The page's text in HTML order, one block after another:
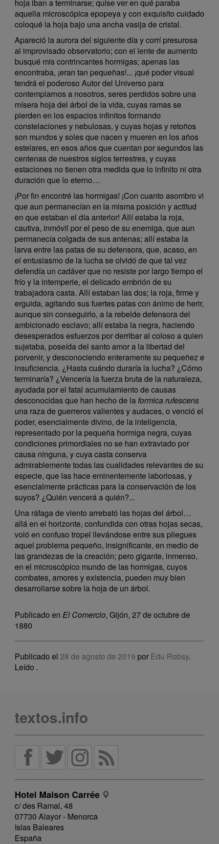
hoja iban a terminarse; quise ver en qué paraba
aquella microscópica epopeya y con exquisito cuidado
coloqué la hoja bajo una ancha vasija de cristal.
Apareció la aurora del siguiente día y corrí presurosa
al improvisado observatorio; con el lente de aumento
busqué mis contrincantes hormigas; apenas las
encontraba, ¡eran tan pequeñas!... ¡qué poder visual
tendrá el poderoso Autor del Universo para
contemplarnos a nosotros, seres perdidos sobre una
mísera hoja del árbol de la vida, cuyas ramas se
pierden en los espacios infinitos formando
constelaciones y nebulosas, y cuyas hojas y retoños
son mundos y soles que nacen y mueren en los años
estelares, en esos años que cuentan por segundos las
centenas de nuestros siglos terrestres, y cuyas
estaciones no tienen otra medida que lo infinito ni otra
duración que lo eterno…
¡Por fin encontré las hormigas! ¡Con cuanto asombro vi
que aun permanecían en la misma posición y actitud
en que estaban el día anterior! Allí estaba la roja,
cautiva, inmóvil por el peso de su enemiga, que aun
permanecía colgada de sus antenas; allí estaba la
larva entre las patas de su defensora, que, acaso, en
el entusiasmo de la lucha se olvidó de que tal vez
defendía un cadáver que no resiste por largo tiempo el
frío y la intemperie, el delicado embrión de su
trabajadora casta. Allí estaban las dos; la roja, firme y
erguida, agitando sus fuertes patas con ánimo de herir,
aunque sin conseguirlo, a la rebelde defensora del
ambicionado esclavo; allí estaba la negra, haciendo
desesperados esfuerzos por derribar al coloso a quien
sujetaba, poseída del santo amor a la libertad del
porvenir, y desconociendo enteramente su pequeñez e
insuficiencia. ¿Hasta cuándo duraría la lucha? ¿Cómo
terminaría? ¿Vencería la fuerza bruta de la naturaleza,
ayudada por el fatal acumulamiento de causas
desconocidas que han hecho de laformica rufescens
una raza de guerreros valientes y audaces, o venció el
poder, esencialmente divino, de la inteligencia,
representado por la pequeña hormiga negra, cuyas
condiciones primordiales no se han extraviado por
causa ninguna, y cuya casta conserva
admirablemente todas las cualidades relevantes de su
especie, que las hace eminentemente laboriosas, y
esencialmente prácticas para la conservación de los
suyos? ¿Quién vencerá a quién?...
Una ráfaga de viento arrebató las hojas del árbol…
allá en el horizonte, confundida con otras hojas secas,
voló en confuso tropel llevándose entre sus pliegues
aquel problema pequeño, insignificante, en medio de
las grandezas de la creación; pero gigante, inmenso,
en el microscópico mundo de las hormigas, cuyos
combates, amores y existencia, pueden muy bien
desarrollarse sobre la hoja de un árbol.
Publicado en El Comercio, Gijón, 27 de octubre de
1880
Publicado el 28 de agosto de 2019 por Edu Robsy.
Leído .
textos.info
Hotel Maison Carrée
c/ des Ramal, 48
07730 Alayor - Menorca
Islas Baleares
España